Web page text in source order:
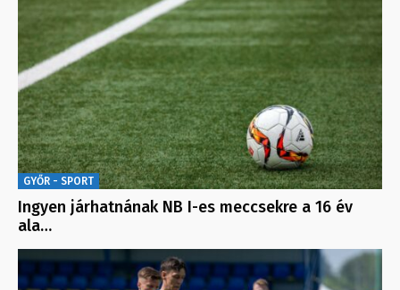
GYŐR - SPORT
Ingyen járhatnának NB I-es meccsekre a 16 év
ala…